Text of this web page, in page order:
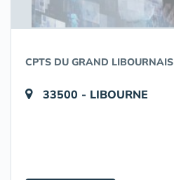
CPTS DU GRAND LIBOURNAIS
33500 - LIBOURNE